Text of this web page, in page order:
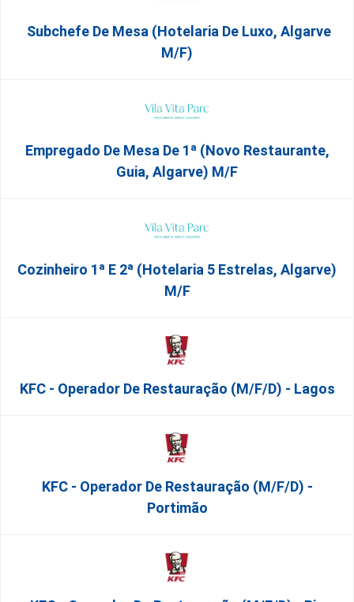
Subchefe De Mesa (Hotelaria De Luxo, Algarve
M/F)
Empregado De Mesa De 1ª (Novo Restaurante,
Guia, Algarve) M/f
Cozinheiro 1ª E 2ª (Hotelaria 5 Estrelas, Algarve)
M/f
KFC - Operador De Restauração (m/f/d) - Lagos
KFC - Operador De Restauração (m/f/d) -
Portimão